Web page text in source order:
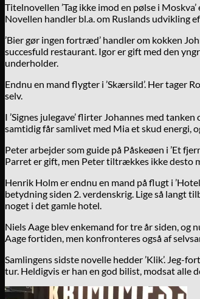
Titelnovellen ’Tag ikke imod en pølse i
Novellen handler bl.a. om Ruslands udvikling
’Bier gør ingen fortræd’ handler om kokken
succesfuld restaurant. Igor er gift med den
underholder.
Endnu en mand flygter i ’Skærsild’. Her tager
selv.
I ’Signes julegave’ flirter Johannes med
samtidig får samlivet med Mia et skud energi,
Peter arbejder som guide på Påskeøen i ’Et
Parret er gift, men Peter tiltrækkes ikke desto
Henrik Holm er endnu en mand på flugt i
betydning siden 2. verdenskrig. Lige så langt
noget i det gamle hotel.
Niels Aage blev enkemand for tre år siden, og
Aage fortiden, men konfronteres også af
Samlingens sidste novelle hedder ’Klik’.
tur. Heldigvis er han en god bilist, modsat alle